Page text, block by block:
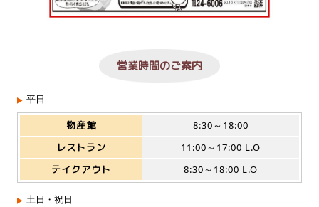
営業時間のご案内
平日
物産館
8:30～18:00
レストラン
11:00～17:00 L.O
テイクアウト
8:30～18:00 L.O
土日・祝日